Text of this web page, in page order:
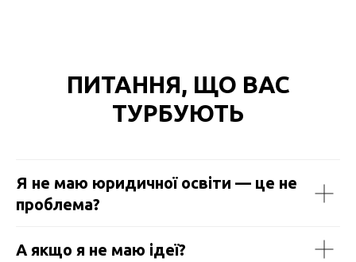
ПИТАННЯ, ЩО ВАС
ТУРБУЮТЬ
Я не маю юридичної освіти — це не
проблема?
А якщо я не маю ідеї?